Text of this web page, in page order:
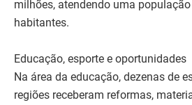
milhões, atendendo uma
habitantes.
Educação, esporte e oportunidades
Na área da educação, dezenas de
regiões receberam reformas,